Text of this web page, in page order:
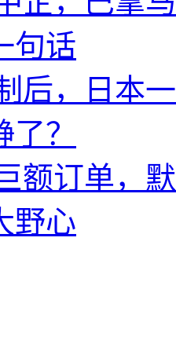
句话
后，日本
？
额订单，
野心